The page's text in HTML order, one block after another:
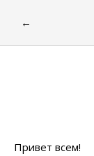
←
Привет всем!